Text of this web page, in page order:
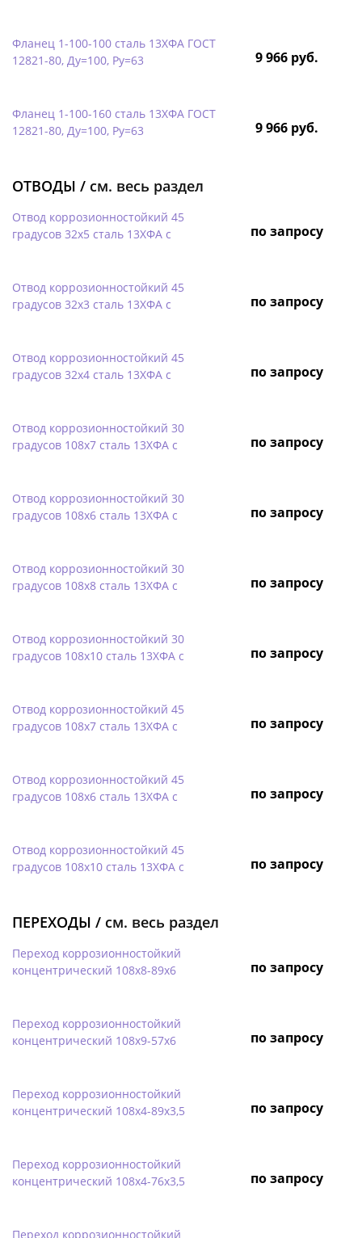
Фланец 1-100-100 сталь 13ХФА ГОСТ
12821-80, Ду=100, Ру=63
9 966 руб.
Фланец 1-100-160 сталь 13ХФА ГОСТ
12821-80, Ду=100, Ру=63
9 966 руб.
ОТВОДЫ / см. весь раздел
Отвод коррозионностойкий 45
градусов 32х5 сталь 13ХФА с
по запросу
Отвод коррозионностойкий 45
градусов 32х3 сталь 13ХФА с
по запросу
Отвод коррозионностойкий 45
градусов 32х4 сталь 13ХФА с
по запросу
Отвод коррозионностойкий 30
градусов 108х7 сталь 13ХФА с
по запросу
Отвод коррозионностойкий 30
градусов 108х6 сталь 13ХФА с
по запросу
Отвод коррозионностойкий 30
градусов 108х8 сталь 13ХФА с
по запросу
Отвод коррозионностойкий 30
градусов 108х10 сталь 13ХФА с
по запросу
Отвод коррозионностойкий 45
градусов 108х7 сталь 13ХФА с
по запросу
Отвод коррозионностойкий 45
градусов 108х6 сталь 13ХФА с
по запросу
Отвод коррозионностойкий 45
градусов 108х10 сталь 13ХФА с
по запросу
ПЕРЕХОДЫ / см. весь раздел
Переход коррозионностойкий
концентрический 108х8-89х6
по запросу
Переход коррозионностойкий
концентрический 108х9-57х6
по запросу
Переход коррозионностойкий
концентрический 108х4-89х3,5
по запросу
Переход коррозионностойкий
концентрический 108х4-76х3,5
по запросу
Переход коррозионностойкий